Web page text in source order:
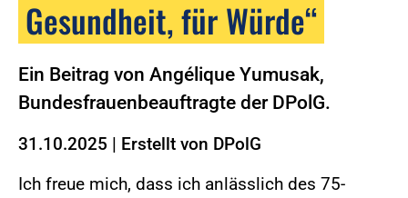
Gesundheit, für Würde“
Ein Beitrag von Angélique Yumusak,
Bundesfrauenbeauftragte der DPolG.
31.10.2025 | Erstellt von DPolG
Ich freue mich, dass ich anlässlich des 75-